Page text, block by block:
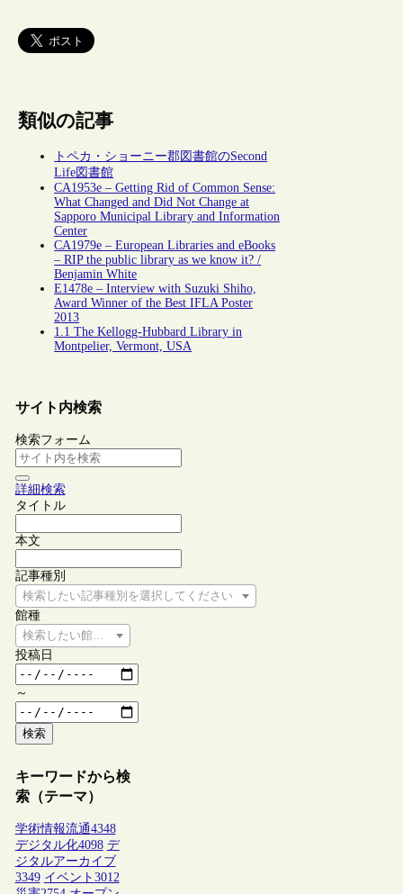
類似の記事
トペカ・ショーニー郡図書館のSecond
Life図書館
CA1953e – Getting Rid of Common Sense:
What Changed and Did Not Change at
Sapporo Municipal Library and Information
Center
CA1979e – European Libraries and eBooks
– RIP the public library as we know it? /
Benjamin White
E1478e – Interview with Suzuki Shiho,
Award Winner of the Best IFLA Poster
2013
1.1 The Kellogg-Hubbard Library in
Montpelier, Vermont, USA
サイト内検索
検索フォーム
詳細検索
タイトル
本文
記事種別
検索したい記事種別を選択してください
館種
検索したい館種を選択してください
投稿日
～
検索
キーワードから検
索（テーマ）
学術情報流通4348
デジタル化4098 デ
ジタルアーカイブ
3349 イベント 3012